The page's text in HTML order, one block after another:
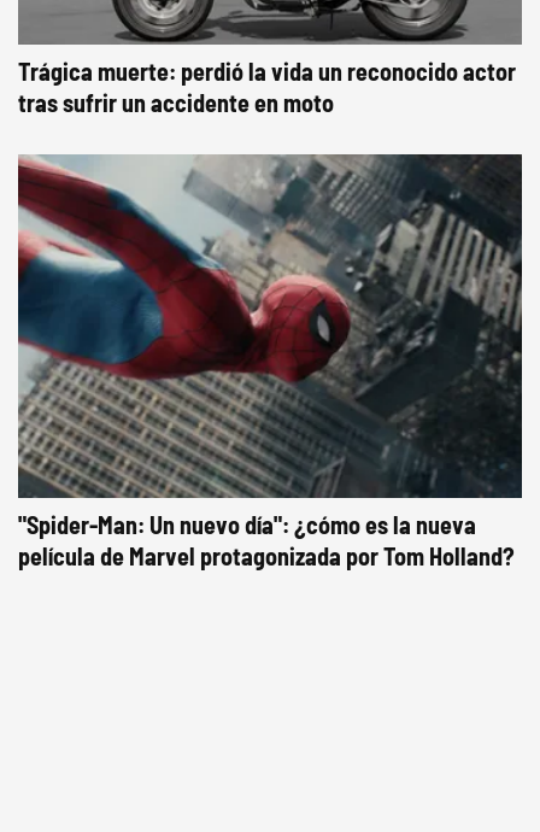
Trágica muerte: perdió la vida un reconocido actor
tras sufrir un accidente en moto
"Spider-Man: Un nuevo día": ¿cómo es la nueva
película de Marvel protagonizada por Tom Holland?